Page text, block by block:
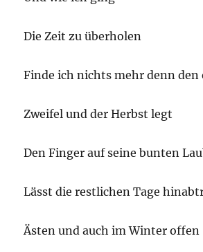
Die Zeit zu überholen
Finde ich nichts mehr denn den
Zweifel und der Herbst legt
Den Finger auf seine bunten
Lässt die restlichen Tage
Ästen und auch im Winter offen